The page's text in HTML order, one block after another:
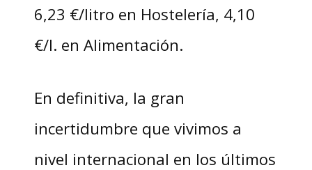
6,23 €/litro en Hostelería, 4,10
€/l. en Alimentación.
En definitiva, la gran
incertidumbre que vivimos a
nivel internacional en los últimos